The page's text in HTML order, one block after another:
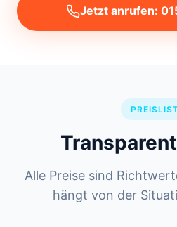
Jetzt anrufen:
Alle Preise sind
hängt von der